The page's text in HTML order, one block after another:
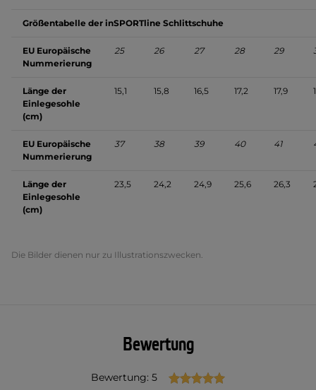
Größentabelle der inSPORTline Schlittschuhe
EU Europäische
Nummerierung
25 26 27 28 29
Länge der
Einlegesohle
(cm)
15,1 15,8 16,5 17,2 17,9
EU Europäische
Nummerierung
37 38 39 40 41
Länge der
Einlegesohle
(cm)
23,5 24,2 24,9 25,6 26,3
Die Bilder dienen nur zu Illustrationszwecken.
Bewertung
Bewertung: 5